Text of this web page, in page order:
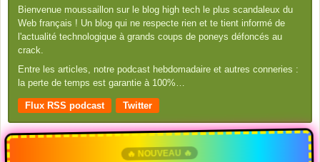
Bienvenue moussaillon sur le blog high tech le plus scandaleux du
Web français ! Un blog qui ne respecte rien et te tient informé de
l'actualité technologique à grands coups de poneys défoncés au
crack.
Entre les articles, notre podcast hebdomadaire et autres conneries :
la perte de temps est garantie à 100%…
Flux RSS podcast Twitter
🔥 NOUVEAU 🔥